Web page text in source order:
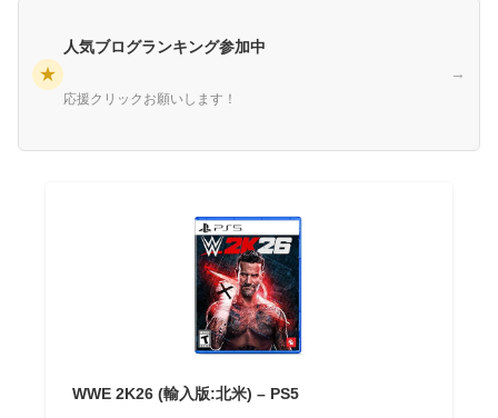
★
人気ブログランキング参加中
応援クリックお願いします！
→
WWE 2K26 (輸入版:北米) – PS5